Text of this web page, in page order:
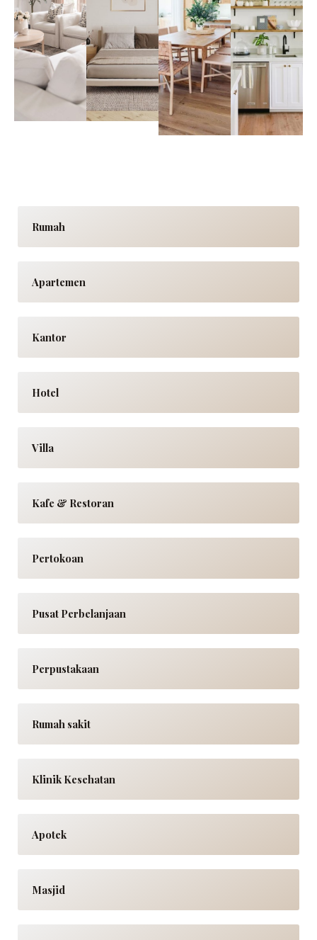
Rumah
Apartemen
Kantor
Hotel
Villa
Kafe & Restoran
Pertokoan
Pusat Perbelanjaan
Perpustakaan
Rumah sakit
Klinik Kesehatan
Apotek
Masjid